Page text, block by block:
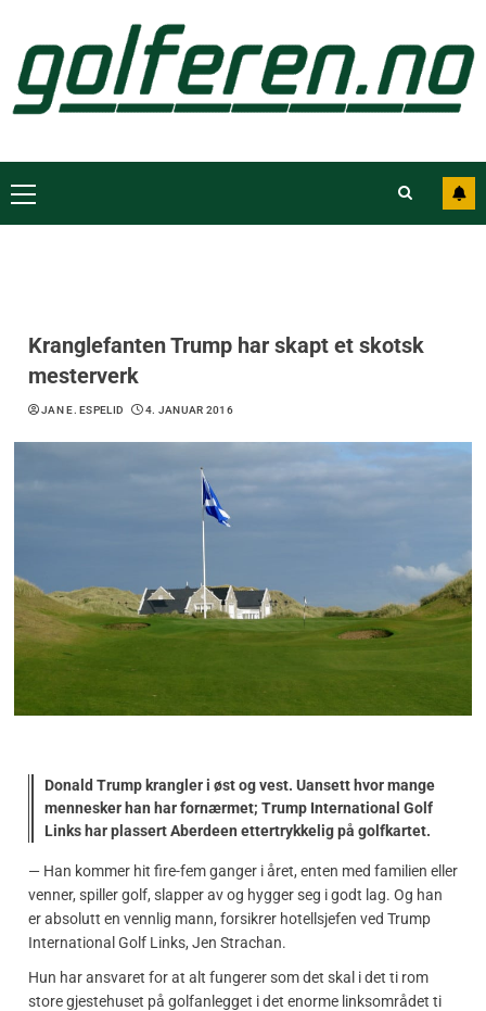
Kranglefanten Trump har skapt et skotsk
mesterverk
JAN E. ESPELID 4. JANUAR 2016
Donald Trump krangler i øst og vest. Uansett hvor mange
mennesker han har fornærmet; Trump International Golf
Links har plassert Aberdeen ettertrykkelig på golfkartet.
— Han kommer hit fire-fem ganger i året, enten med familien eller
venner, spiller golf, slapper av og hygger seg i godt lag. Og han
er absolutt en vennlig mann, forsikrer hotellsjefen ved Trump
International Golf Links, Jen Strachan.
Hun har ansvaret for at alt fungerer som det skal i det ti rom
store gjestehuset på golfanlegget i det enorme linksområdet ti